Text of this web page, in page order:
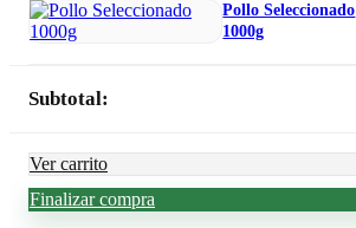
Pollo Seleccionado
1000g
Subtotal:
Ver carrito
Finalizar compra